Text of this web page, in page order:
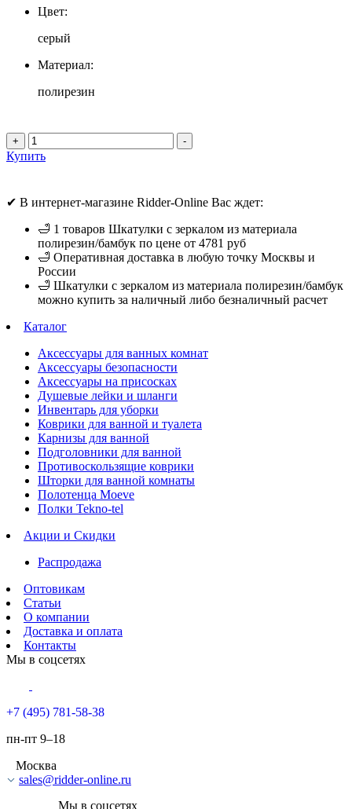
Цвет:
серый
Материал:
полирезин
+ -
Купить
✔ В интернет-магазине Ridder-Online Вас ждет:
🛁 1 товаров Шкатулки с зеркалом из материала
полирезин/бамбук по цене от 4781 руб
🛁 Оперативная доставка в любую точку Москвы и
России
🛁 Шкатулки с зеркалом из материала полирезин/бамбук
можно купить за наличный либо безналичный расчет
Каталог
Аксессуары для ванных комнат
Аксессуары безопасности
Аксессуары на присосках
Душевые лейки и шланги
Инвентарь для уборки
Коврики для ванной и туалета
Карнизы для ванной
Подголовники для ванной
Противоскользящие коврики
Шторки для ванной комнаты
Полотенца Moeve
Полки Tekno-tel
Акции и Скидки
Распродажа
Оптовикам
Статьи
О компании
Доставка и оплата
Контакты
Мы в соцсетях
+7 (495) 781-58-38
пн-пт 9–18
Москва
sales@ridder-online.ru
Мы в соцсетях